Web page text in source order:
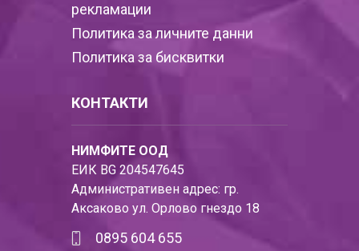
рекламации
Политика за личните данни
Политика за бисквитки
КОНТАКТИ
НИМФИТЕ ООД
ЕИК BG 204547645
Административен адрес: гр.
Аксаково ул. Орлово гнездо 18
0895 604 655